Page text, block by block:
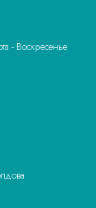
- Воскресенье